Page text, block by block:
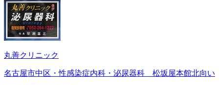
丸善クリニック
名古屋市中区・性感染症内科・泌尿器科 松坂屋本館北向い